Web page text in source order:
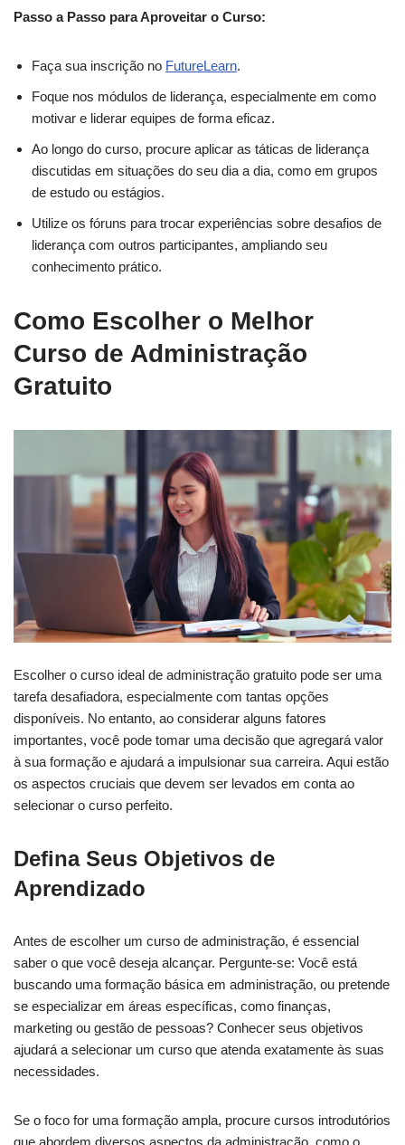
Passo a Passo para Aproveitar o Curso:
Faça sua inscrição no FutureLearn.
Foque nos módulos de liderança, especialmente em como
motivar e liderar equipes de forma eficaz.
Ao longo do curso, procure aplicar as táticas de liderança
discutidas em situações do seu dia a dia, como em grupos
de estudo ou estágios.
Utilize os fóruns para trocar experiências sobre desafios de
liderança com outros participantes, ampliando seu
conhecimento prático.
Como Escolher o Melhor
Curso de Administração
Gratuito
Escolher o curso ideal de administração gratuito pode ser uma
tarefa desafiadora, especialmente com tantas opções
disponíveis. No entanto, ao considerar alguns fatores
importantes, você pode tomar uma decisão que agregará valor
à sua formação e ajudará a impulsionar sua carreira. Aqui estão
os aspectos cruciais que devem ser levados em conta ao
selecionar o curso perfeito.
Defina Seus Objetivos de
Aprendizado
Antes de escolher um curso de administração, é essencial
saber o que você deseja alcançar. Pergunte-se: Você está
buscando uma formação básica em administração, ou pretende
se especializar em áreas específicas, como finanças,
marketing ou gestão de pessoas? Conhecer seus objetivos
ajudará a selecionar um curso que atenda exatamente às suas
necessidades.
Se o foco for uma formação ampla, procure cursos introdutórios